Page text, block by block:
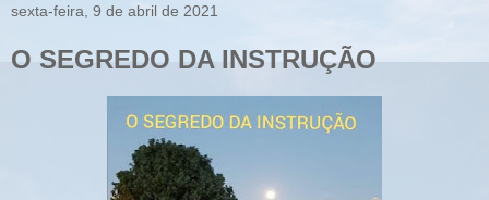
sexta-feira, 9 de abril de 2021
O SEGREDO DA INSTRUÇÃO